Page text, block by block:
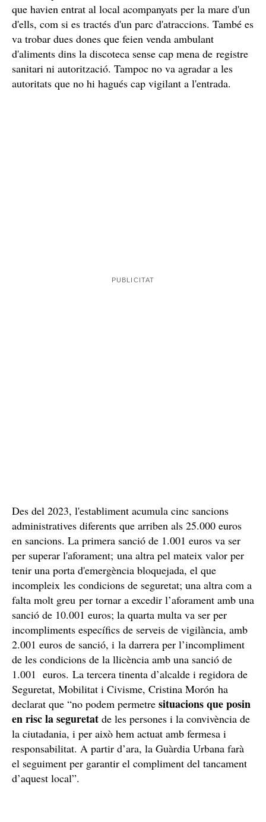
que havien entrat al local acompanyats per la mare d'un
d'ells, com si es tractés d'un parc d'atraccions. També es
va trobar dues dones que feien venda ambulant
d'aliments dins la discoteca sense cap mena de registre
sanitari ni autorització. Tampoc no va agradar a les
autoritats que no hi hagués cap vigilant a l'entrada.
Des del 2023, l'establiment acumula cinc sancions
administratives diferents que arriben als 25.000 euros
en sancions. La primera sanció de 1.001 euros va ser
per superar l'aforament; una altra pel mateix valor per
tenir una porta d'emergència bloquejada, el que
incompleix les condicions de seguretat; una altra com a
falta molt greu per tornar a excedir l’aforament amb una
sanció de 10.001 euros; la quarta multa va ser per
incompliments específics de serveis de vigilància, amb
2.001 euros de sanció, i la darrera per l’incompliment
de les condicions de la llicència amb una sanció de
1.001 euros. La tercera tinenta d’alcalde i regidora de
Seguretat, Mobilitat i Civisme, Cristina Morón ha
declarat que “no podem permetre situacions que posin
en risc la seguretat de les persones i la convivència de
la ciutadania, i per això hem actuat amb fermesa i
responsabilitat. A partir d’ara, la Guàrdia Urbana farà
el seguiment per garantir el compliment del tancament
d’aquest local”.